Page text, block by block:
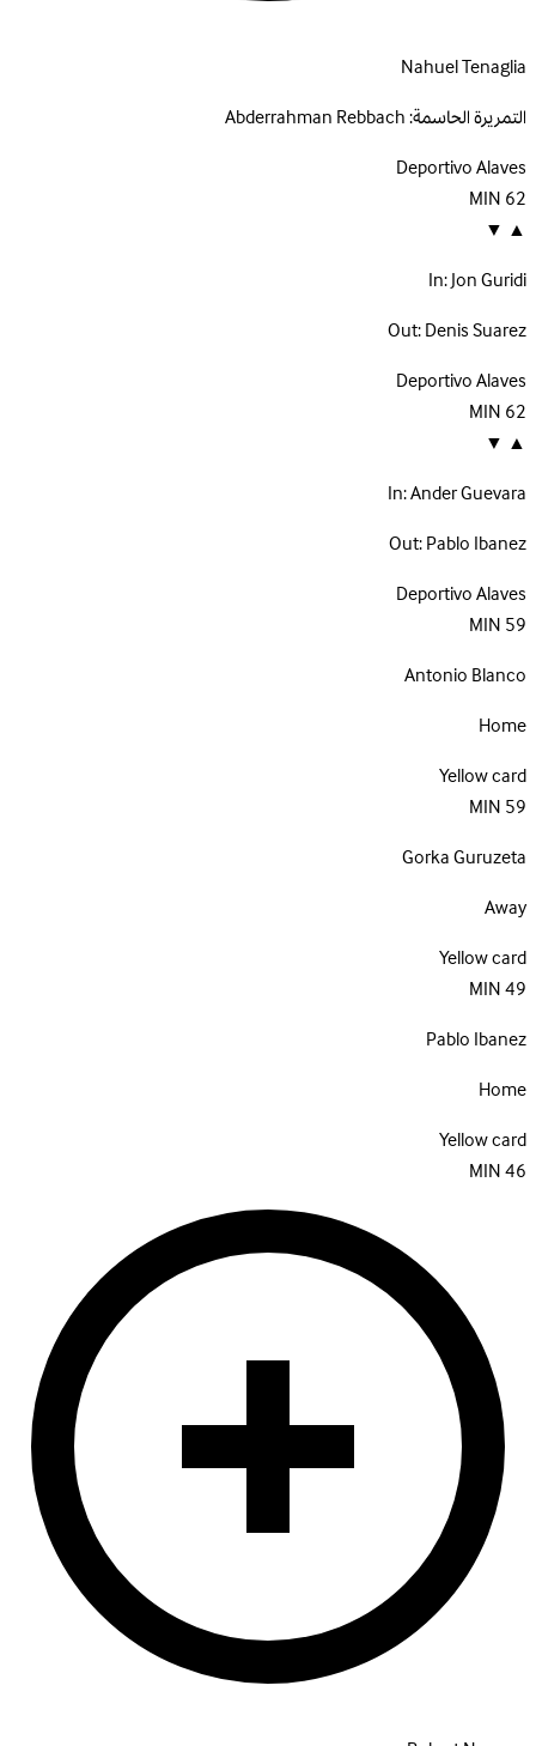
Nahuel Tenaglia
التمريرة الحاسمة:Abderrahman Rebbach
Deportivo Alaves
62
MIN
▲
▼
In:Jon Guridi
Out:Denis Suarez
Deportivo Alaves
62
MIN
▲
▼
In:Ander Guevara
Out:Pablo Ibanez
Deportivo Alaves
59
MIN
Antonio Blanco
Home
Yellow card
59
MIN
Gorka Guruzeta
Away
Yellow card
49
MIN
Pablo Ibanez
Home
Yellow card
46
MIN